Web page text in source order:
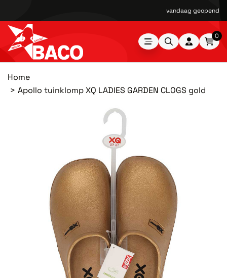
vandaag geopend
0
Home
Apollo tuinklomp XQ LADIES GARDEN CLOGS gold